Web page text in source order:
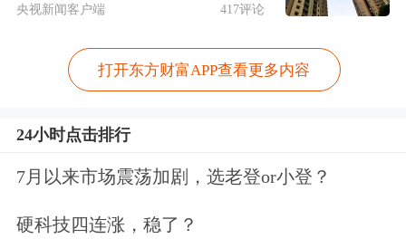
同比上涨4.1%
2026年6月份，全国居民消费价格同比
上涨0.8%；食品价格下降1.6%，非食品
价格上涨1.5%；消费品价格上涨1.1%，
服务价格上涨0.8%。1—6月平均，全国
央视新闻客户端 417评论
打开东方财富APP查看更多内容
24小时点击排行
7月以来市场震荡加剧，选老登or小登？
硬科技四连涨，稳了？